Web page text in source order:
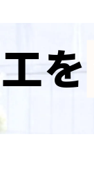
を